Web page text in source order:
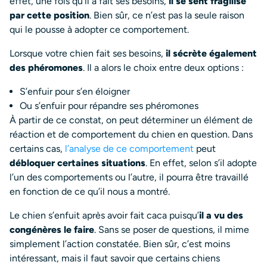
par cette position. Bien sûr, ce n’est pas la seule raison
qui le pousse à adopter ce comportement.
Lorsque votre chien fait ses besoins, il sécrète également
des phéromones. Il a alors le choix entre deux options :
S’enfuir pour s’en éloigner
Ou s’enfuir pour répandre ses phéromones
À partir de ce constat, on peut déterminer un élément de
réaction et de comportement du chien en question. Dans
certains cas, l’analyse de ce comportement peut
débloquer certaines situations. En effet, selon s’il adopte
l’un des comportements ou l’autre, il pourra être travaillé
en fonction de ce qu’il nous a montré.
Le chien s’enfuit après avoir fait caca puisqu’il a vu des
congénères le faire. Sans se poser de questions, il mime
simplement l’action constatée. Bien sûr, c’est moins
intéressant, mais il faut savoir que certains chiens